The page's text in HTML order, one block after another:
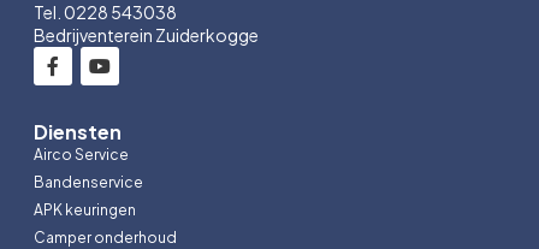
Tel. 0228 543038
Bedrijventerein Zuiderkogge
Diensten
Airco Service
Bandenservice
APK keuringen
Camper onderhoud